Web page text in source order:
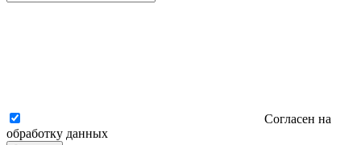
Согласен на
обработку данных